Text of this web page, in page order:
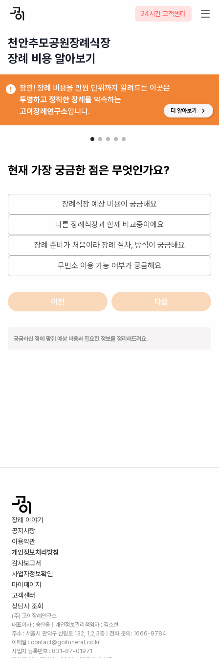
24시간 고객센터
천안추모공원장례식장
장례 비용 알아보기
잠깐! 장례 비용을 만원 단위까지 알려드는 이곳은
투명하고 정직한 장례 를 약속하는
고이장례연구소입니다. 더 알아보기
현재 가장 궁금한 점은 무엇인가요?
장례식장 예상 비용이 궁금해요
다른 장례식장과 함께 비교중이에요
장례 준비가 처음이라 장례 절차, 방식이 궁금해요
무빈소 이용 가능 여부가 궁금해요
이전 다음
궁금하신 점에 맞춰 예상 비용과 필요한 정보를 정리해드려요.
장례 이야기
공지사항
이용약관
개인정보처리방침
감사보고서
사업자정보확인
마이페이지
고객센터
상담사 조회
(주) 고이장례연구소
대표이사 : 송슬옹 | 개인정보관리책임자 : 김소현
주소 : 서울시 관악구 신림로 132, 1,2,3층 | 전화 문의: 1666-9784
이메일 : contact@goifuneral.co.kr
사업자 등록번호 : 831-87-01971